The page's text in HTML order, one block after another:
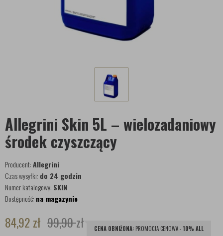
Allegrini Skin 5L – wielozadaniowy
środek czyszczący
Producent:Allegrini
Czas wysyłki: do 24 godzin
Numer katalogowy: SKIN
Dostępność: na magazynie
84,92zł 99,90zł CENA OBNIŻONA: PROMOCJA CENOWA -10% ALL